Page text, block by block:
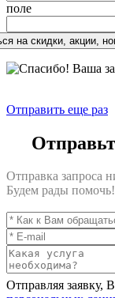
поле
на скидки, акции,
Отправить еще раз
Отправка запроса
Будем рады помочь!
Отправляя заявку,